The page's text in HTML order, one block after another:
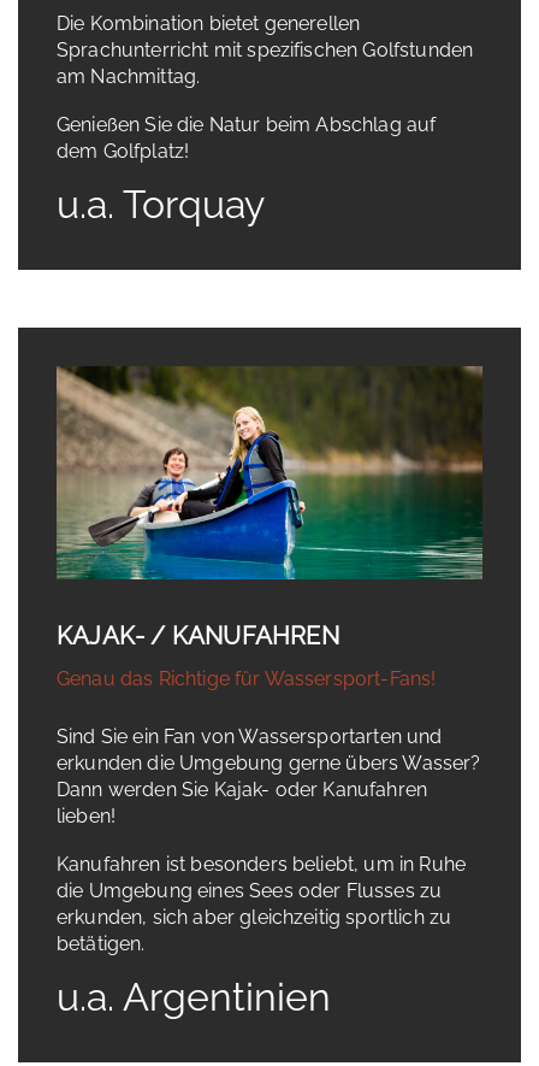
Die Kombination bietet generellen
Sprachunterricht mit spezifischen Golfstunden
am Nachmittag.
Genießen Sie die Natur beim Abschlag auf
dem Golfplatz!
u.a. Torquay
KAJAK- / KANUFAHREN
Genau das Richtige für Wassersport-Fans!
Sind Sie ein Fan von Wassersportarten und
erkunden die Umgebung gerne übers Wasser?
Dann werden Sie Kajak- oder Kanufahren
lieben!
Kanufahren ist besonders beliebt, um in Ruhe
die Umgebung eines Sees oder Flusses zu
erkunden, sich aber gleichzeitig sportlich zu
betätigen.
u.a. Argentinien